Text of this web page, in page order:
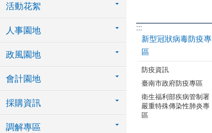
活動花絮
人事園地
政風園地
會計園地
採購資訊
調解專區
:::
新型冠狀病毒防疫專
區
防疫資訊
臺南市政府防疫專區
衛生福利部疾病管制署
嚴重特殊傳染性肺炎專
區